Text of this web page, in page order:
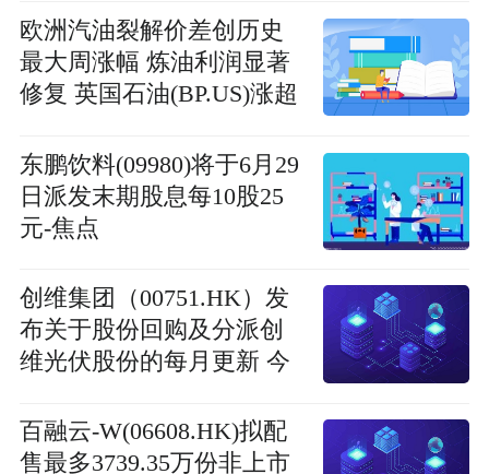
速读
欧洲汽油裂解价差创历史
最大周涨幅 炼油利润显著
修复 英国石油(BP.US)涨超
东鹏饮料(09980)将于6月29
日派发末期股息每10股25
元-焦点
创维集团（00751.HK）发
布关于股份回购及分派创
维光伏股份的每月更新 今
百融云-W(06608.HK)拟配
售最多3739.35万份非上市